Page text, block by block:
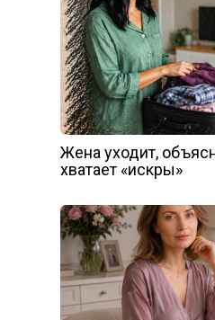
Жена уходит,
хватает «искры»